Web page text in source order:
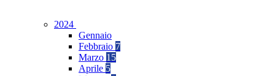
2024
Gennaio
Febbraio 7
Marzo 15
Aprile 5